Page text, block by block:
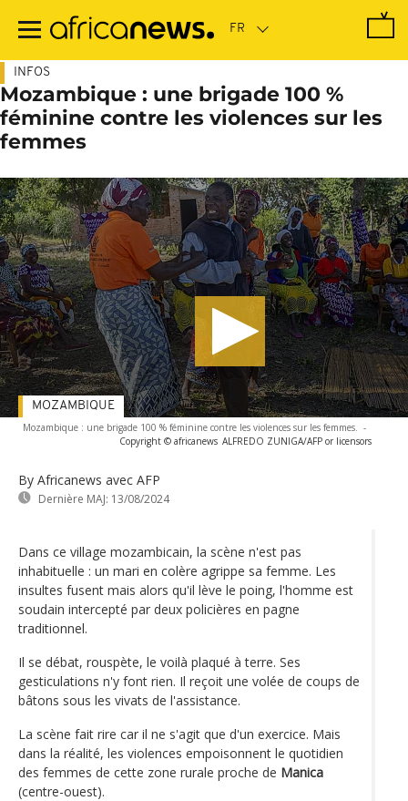
contenu
INFOS
Mozambique : une brigade 100 %
féminine contre les violences sur les
femmes
Mozambique : une brigade 100 % féminine contre les violences sur les femmes. -
Copyright © africanews ALFREDO ZUNIGA/AFP or licensors
By Africanews avec AFP
Dernière MAJ: 13/08/2024
MOZAMBIQUE
Dans ce village mozambicain, la scène n'est pas
inhabituelle : un mari en colère agrippe sa femme. Les
insultes fusent mais alors qu'il lève le poing, l'homme est
soudain intercepté par deux policières en pagne
traditionnel.
Il se débat, rouspète, le voilà plaqué à terre. Ses
gesticulations n'y font rien. Il reçoit une volée de coups de
bâtons sous les vivats de l'assistance.
La scène fait rire car il ne s'agit que d'un exercice. Mais
dans la réalité, les violences empoisonnent le quotidien
des femmes de cette zone rurale proche de Manica
(centre-ouest).